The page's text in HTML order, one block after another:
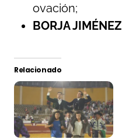
ovación;
BORJA JIMÉNEZ
Relacionado